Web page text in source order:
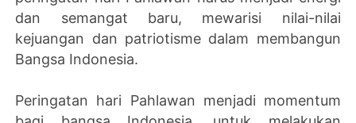
dan semangat baru, mewarisi nilai-nilai
kejuangan dan patriotisme dalam membangun
Bangsa Indonesia.
Peringatan hari Pahlawan menjadi momentum